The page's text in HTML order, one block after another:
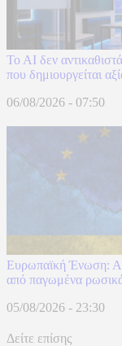
To AI δεν
που δημιουργείται
06/08/2026 - 07:50
Ευρωπαϊκή Ένωση:
από παγωμένα ρωσικά
05/08/2026 - 23:30
Δείτε επίσης